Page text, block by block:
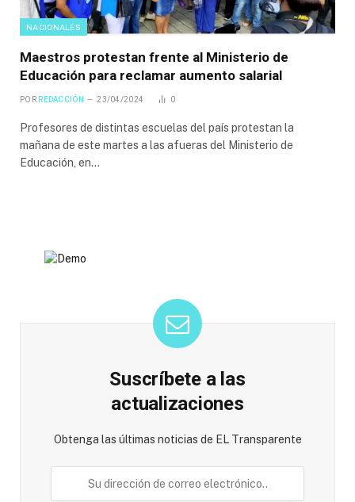
NACIONALES
Maestros protestan frente al Ministerio de
Educación para reclamar aumento salarial
POR REDACCIÓN 23/04/2024 0
Profesores de distintas escuelas del país protestan la
mañana de este martes a las afueras del Ministerio de
Educación, en…
Suscríbete a las
actualizaciones
Obtenga las últimas noticias de EL Transparente